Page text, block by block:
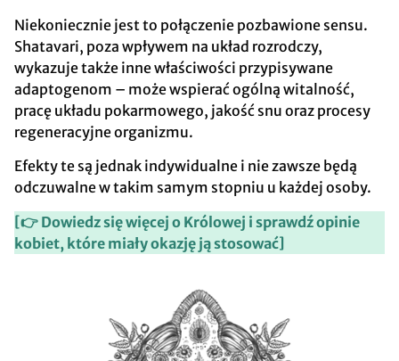
Niekoniecznie jest to połączenie pozbawione sensu.
Shatavari, poza wpływem na układ rozrodczy,
wykazuje także inne właściwości przypisywane
adaptogenom – może wspierać ogólną witalność,
pracę układu pokarmowego, jakość snu oraz procesy
regeneracyjne organizmu.
Efekty te są jednak indywidualne i nie zawsze będą
odczuwalne w takim samym stopniu u każdej osoby.
[👉 Dowiedz się więcej o Królowej i sprawdź opinie
kobiet, które miały okazję ją stosować]